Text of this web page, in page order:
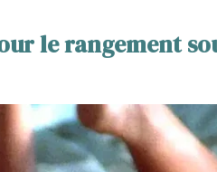
le rangement